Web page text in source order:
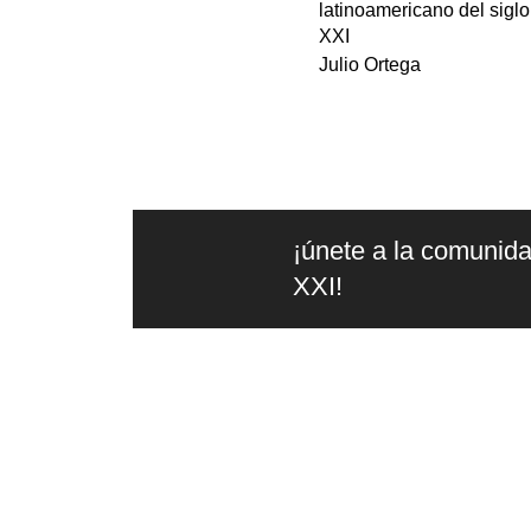
latinoamericano del siglo
XXI
Julio Ortega
¡únete a la
XXI!